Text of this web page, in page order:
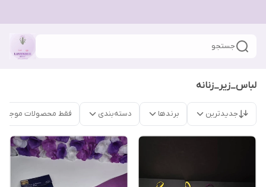
جستجو
لباس_زیر_زنانه
جدیدترین برندها دسته‌بندی فقط محصولات موجود